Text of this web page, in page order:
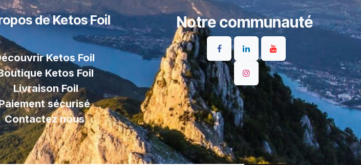
Notre communauté
de Ketos Foil
Ketos Foil
Ketos Foil
LivraisonFoil
sécurisé
Contactez nous